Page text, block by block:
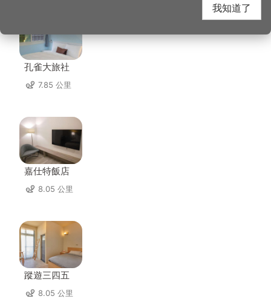
孔雀大旅社
7.85 公里
嘉仕特飯店
8.05 公里
蹤遊三四五
8.05 公里
我知道了